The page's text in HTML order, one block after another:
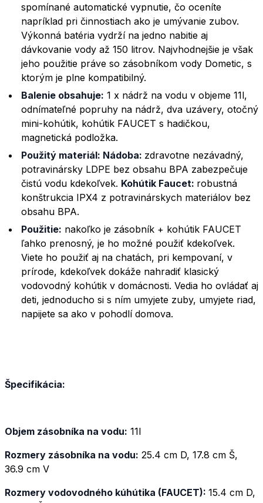
spomínané automatické vypnutie, čo oceníte
napríklad pri činnostiach ako je umývanie zubov.
Výkonná batéria vydrží na jedno nabitie aj
dávkovanie vody až 150 litrov. Najvhodnejšie je však
jeho použitie práve so zásobníkom vody Dometic, s
ktorým je plne kompatibilný.
Balenie obsahuje: 1 x nádrž na vodu v objeme 11l,
odnímateľné popruhy na nádrž, dva uzávery, otočný
mini-kohútik, kohútik FAUCET s hadičkou,
magnetická podložka.
Použitý materiál: Nádoba: zdravotne nezávadný,
potravinársky LDPE bez obsahu BPA zabezpečuje
čistú vodu kdekoľvek. Kohútik Faucet: robustná
konštrukcia IPX4 z potravinárskych materiálov bez
obsahu BPA.
Použitie: nakoľko je zásobník + kohútik FAUCET
ľahko prenosný, je ho možné použiť kdekoľvek.
Viete ho použiť aj na chatách, pri kempovaní, v
prírode, kdekoľvek dokáže nahradiť klasický
vodovodný kohútik v domácnosti. Vedia ho ovládať aj
deti, jednoducho si s ním umyjete zuby, umyjete riad,
napijete sa ako v pohodlí domova.
Špecifikácia:
Objem zásobníka na vodu: 11l
Rozmery zásobníka na vodu: 25.4 cm D, 17.8 cm Š,
36.9 cm V
Rozmery vodovodného kúhútika (FAUCET): 15.4 cm D,